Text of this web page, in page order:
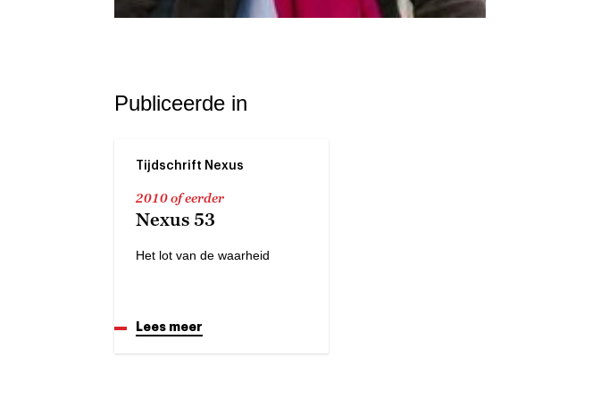
Publiceerde in
Tijdschrift Nexus
2010 of eerder
Nexus 53
Het lot van de waarheid
Lees meer